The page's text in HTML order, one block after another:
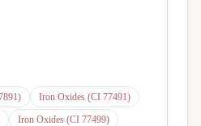
Iron Oxides (CI 77491)
Iron Oxides (CI 77499)